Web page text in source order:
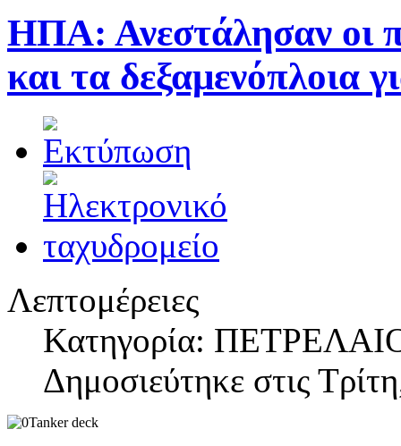
ΗΠΑ: Ανεστάλησαν οι
και τα δεξαμενόπλοια
Λεπτομέρειες
Κατηγορία:
Δημοσιεύτηκε στις